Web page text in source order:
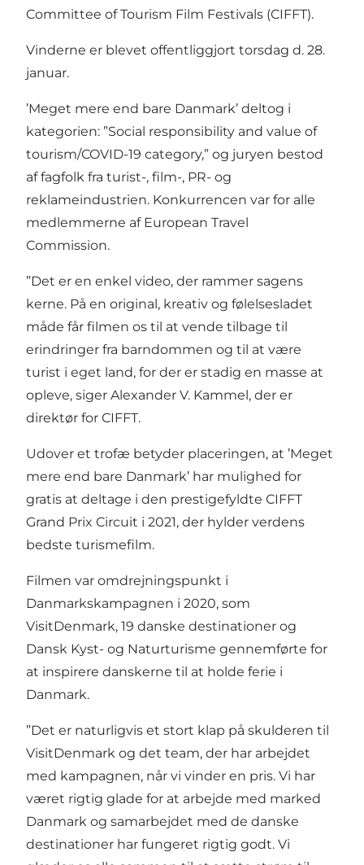
Committee of Tourism Film Festivals (CIFFT).
Vinderne er blevet offentliggjort torsdag d. 28.
januar.
’Meget mere end bare Danmark’ deltog i
kategorien: ”Social responsibility and value of
tourism/COVID-19 category,” og juryen bestod
af fagfolk fra turist-, film-, PR- og
reklameindustrien. Konkurrencen var for alle
medlemmerne af European Travel
Commission.
”Det er en enkel video, der rammer sagens
kerne. På en original, kreativ og følelsesladet
måde får filmen os til at vende tilbage til
erindringer fra barndommen og til at være
turist i eget land, for der er stadig en masse at
opleve, siger Alexander V. Kammel, der er
direktør for CIFFT.
Udover et trofæ betyder placeringen, at ’Meget
mere end bare Danmark’ har mulighed for
gratis at deltage i den prestigefyldte CIFFT
Grand Prix Circuit i 2021, der hylder verdens
bedste turismefilm.
Filmen var omdrejningspunkt i
Danmarkskampagnen i 2020, som
VisitDenmark, 19 danske destinationer og
Dansk Kyst- og Naturturisme gennemførte for
at inspirere danskerne til at holde ferie i
Danmark.
”Det er naturligvis et stort klap på skulderen til
VisitDenmark og det team, der har arbejdet
med kampagnen, når vi vinder en pris. Vi har
været rigtig glade for at arbejde med marked
Danmark og samarbejdet med de danske
destinationer har fungeret rigtig godt. Vi